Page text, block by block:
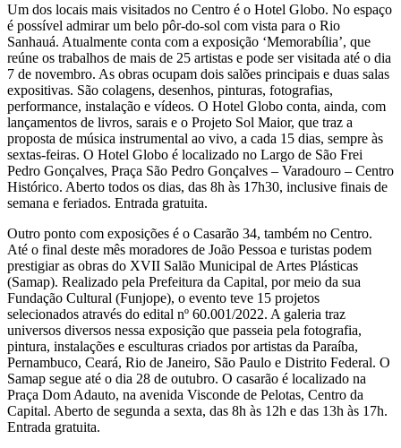
Um dos locais mais visitados no Centro é o Hotel Globo. No espaço
é possível admirar um belo pôr-do-sol com vista para o Rio
Sanhauá. Atualmente conta com a exposição ‘Memorabília’, que
reúne os trabalhos de mais de 25 artistas e pode ser visitada até o dia
7 de novembro. As obras ocupam dois salões principais e duas salas
expositivas. São colagens, desenhos, pinturas, fotografias,
performance, instalação e vídeos. O Hotel Globo conta, ainda, com
lançamentos de livros, sarais e o Projeto Sol Maior, que traz a
proposta de música instrumental ao vivo, a cada 15 dias, sempre às
sextas-feiras. O Hotel Globo é localizado no Largo de São Frei
Pedro Gonçalves, Praça São Pedro Gonçalves – Varadouro – Centro
Histórico. Aberto todos os dias, das 8h às 17h30, inclusive finais de
semana e feriados. Entrada gratuita.
Outro ponto com exposições é o Casarão 34, também no Centro.
Até o final deste mês moradores de João Pessoa e turistas podem
prestigiar as obras do XVII Salão Municipal de Artes Plásticas
(Samap). Realizado pela Prefeitura da Capital, por meio da sua
Fundação Cultural (Funjope), o evento teve 15 projetos
selecionados através do edital nº 60.001/2022. A galeria traz
universos diversos nessa exposição que passeia pela fotografia,
pintura, instalações e esculturas criados por artistas da Paraíba,
Pernambuco, Ceará, Rio de Janeiro, São Paulo e Distrito Federal. O
Samap segue até o dia 28 de outubro. O casarão é localizado na
Praça Dom Adauto, na avenida Visconde de Pelotas, Centro da
Capital. Aberto de segunda a sexta, das 8h às 12h e das 13h às 17h.
Entrada gratuita.